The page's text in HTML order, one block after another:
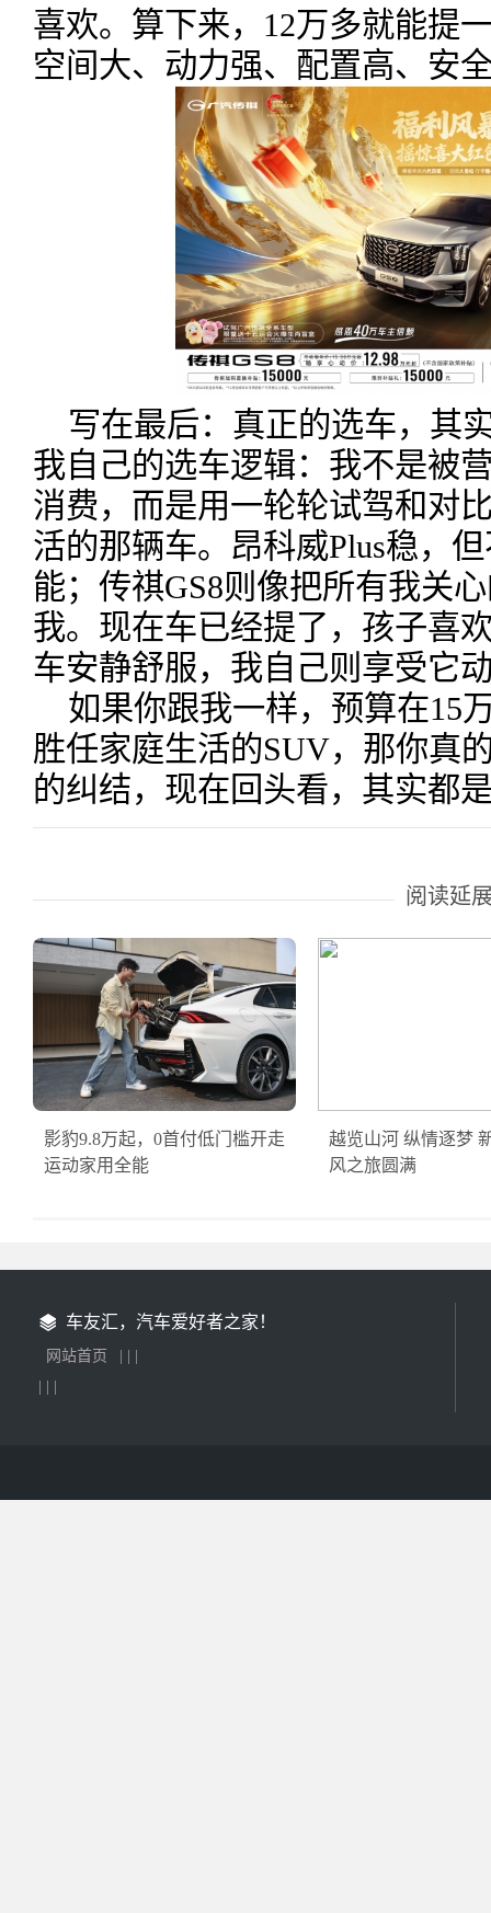
喜欢。算下来，12万多就能提
空间大、动力强、配置高、安
写在最后：真正的选车，其
我自己的选车逻辑：我不是被
消费，而是用一轮轮试驾和对
活的那辆车。昂科威Plus稳，
能；传祺GS8则像把所有我关
我。现在车已经提了，孩子喜
车安静舒服，我自己则享受它
如果你跟我一样，预算在15
胜任家庭生活的SUV，那你真
的纠结，现在回头看，其实都
阅读延
影豹9.8万起，0首付低门槛开走
运动家用全能
越览山河 纵情逐梦
风之旅圆满
车友汇，汽车爱好者之家！
网站首页